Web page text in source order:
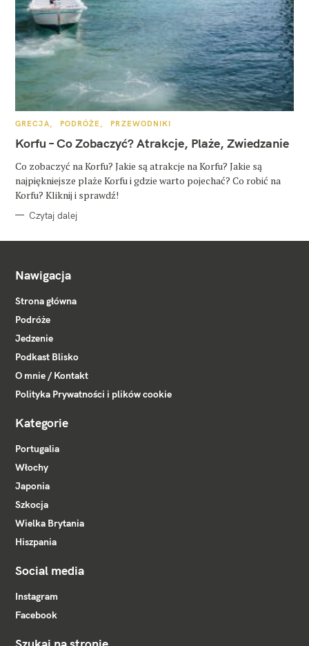
K
T
E
O
R
I
GRECJA PODRÓŻE PRZEWODNIKI
Korfu – Co Zobaczyć? Atrakcje, Plaże, Zwiedzanie
Co zobaczyć na Korfu? Jakie są atrakcje na Korfu? Jakie są
najpiękniejsze plaże Korfu i gdzie warto pojechać? Co robić na
Korfu? Kliknij i sprawdź!
Czytaj dalej
Nawigacja
Strona główna
Podróże
Jedzenie
Podkast Blisko
O mnie / Kontakt
Polityka Prywatności i plików cookie
Kategorie
Portugalia
Włochy
Japonia
Szkocja
Wielka Brytania
Hiszpania
Social media
Instagram
Facebook